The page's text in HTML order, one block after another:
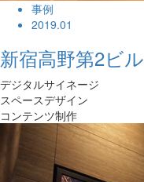
事例
2019.01
新宿高野第2ビル
デジタルサイネージ
スペースデザイン
コンテンツ制作